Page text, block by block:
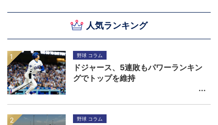
人気ランキング
野球 コラム
ドジャース、5連敗もパワーランキン
グでトップを維持
野球 コラム